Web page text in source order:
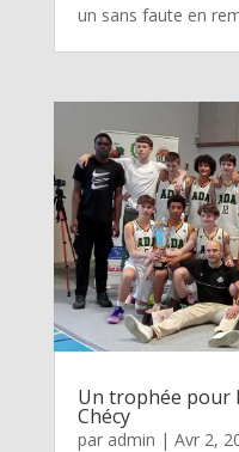
un sans faute en
Un trophée pour
Chécy
par admin | Avr 2,